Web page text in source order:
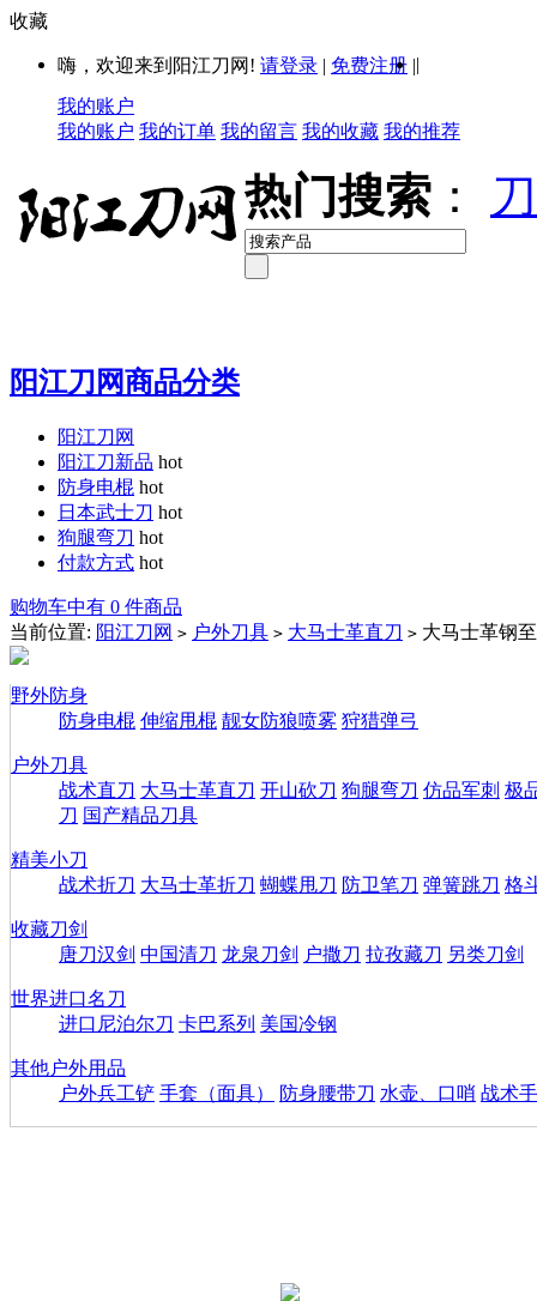
收藏
嗨，欢迎来到阳江刀网! 请登录 | 免费注册 ||
我的账户
我的账户 我的订单 我的留言 我的收藏 我的推荐
热门搜索 ：
阳江刀网商品分类
阳江刀网
阳江刀新品 hot
防身电棍 hot
日本武士刀 hot
狗腿弯刀 hot
付款方式 hot
购物车中有 0 件商品
当前位置: 阳江刀网 > 户外刀具 > 大马士革直刀 > 大马士革钢
野外防身
防身电棍 伸缩甩棍 靓女防狼喷雾 狩猎弹弓
户外刀具
战术直刀 大马士革直刀 开山砍刀 狗腿弯刀 仿品军刺 极
刀 国产精品刀具
精美小刀
战术折刀 大马士革折刀 蝴蝶甩刀 防卫笔刀 弹簧跳刀 格
收藏刀剑
唐刀汉剑 中国清刀 龙泉刀剑 户撒刀 拉孜藏刀 另类刀剑
世界进口名刀
进口尼泊尔刀 卡巴系列 美国冷钢
其他户外用品
户外兵工铲 手套（面具） 防身腰带刀 水壶、口哨 战术